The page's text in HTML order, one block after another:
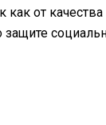
от
защите